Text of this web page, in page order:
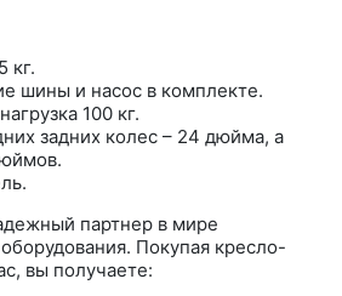
кг.
шины и насос в комплекте.
100 кг.
задних колес – 24 дюйма, а
партнер в мире
Покупая кресло-
вы получаете: